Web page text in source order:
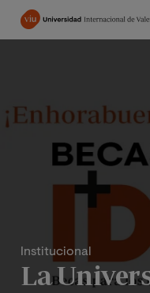
Pasar
Institucional
La